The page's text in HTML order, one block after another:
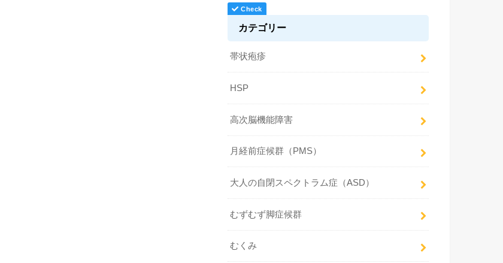
カテゴリー
帯状疱疹
HSP
高次脳機能障害
月経前症候群（PMS）
大人の自閉スペクトラム症（ASD）
むずむず脚症候群
むくみ